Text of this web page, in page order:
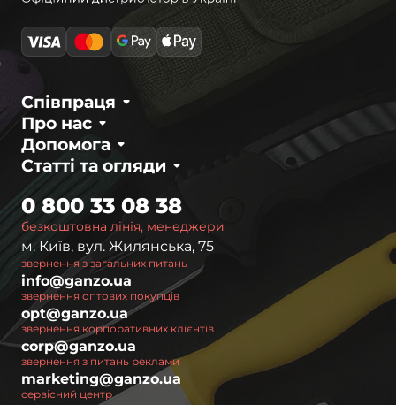
асортименті виробника можна знайти ножі
будь-якого призначення, дизайну та
характеристик: мультитули, складні туристичні
ножі, леза для полювання чи рибалки або
повсякденні ножі мініатюрних розмірів. Кожна
модель пройшла ряд тестувань і продається з
офіційною гарантією від виробника. Для тих,
хто цінує ексклюзивність, рекомендуємо
переглянути авторські ножі з унікальним
дизайном.
Особливості ножів Ganzo
Оригінальні ножі Ганзо виробляються з трьох
основних сплавів сталі: 440, 4116 та 8CR13. Це
марки, які широко використовуються усіма
сучасними виробниками ножів завдяки їх
універсальності і стійкості до корозії. Але Ganzo
вдалося знайти особистий підхід до цих
Про нас
Співпраця
Статті та огляди
Допомога
безкоштовна лінія, менеджери
0 800 33 08 38
м. Київ, вул. Жилянська, 75
звернення з загальних питань
info@ganzo.ua
звернення оптових покупців
opt@ganzo.ua
звернення корпоративних клієнтів
corp@ganzo.ua
звернення з питань реклами
marketing@ganzo.ua
сервісний центр